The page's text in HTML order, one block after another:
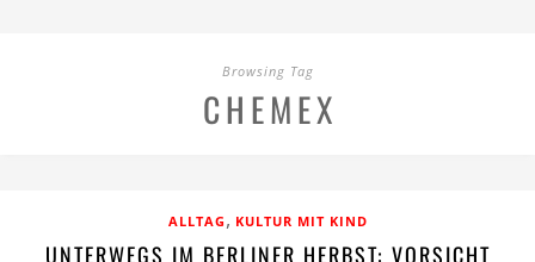
Browsing Tag
CHEMEX
ALLTAG , KULTUR MIT KIND
UNTERWEGS IM BERLINER HERBST: VORSICHT